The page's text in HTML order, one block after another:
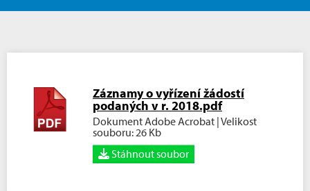
Záznamy o vyřízení žádostí
podaných v r. 2018.pdf
Dokument Adobe Acrobat | Velikost
souboru: 26 Kb
Stáhnout soubor